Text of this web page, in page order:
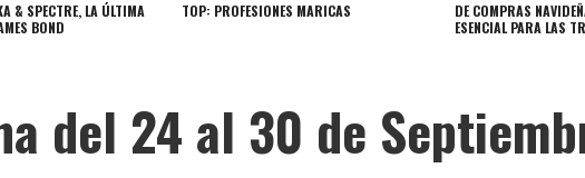
& SPECTRE, LA ÚLTIMA
BOND
TOP: PROFESIONES MARICAS
DE COMPRAS
ESENCIAL PARA LAS
del 24 al 30 de